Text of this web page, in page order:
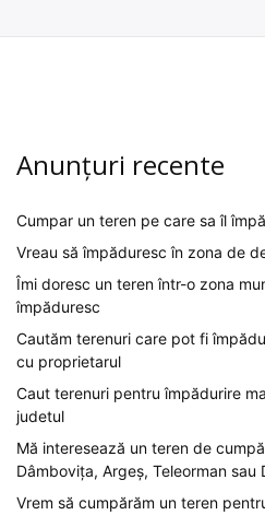
Anunțuri recente
Cumpar un teren pe care sa îl
Vreau să împăduresc în zona de
Îmi doresc un teren într-o zona
împăduresc
Cautăm terenuri care pot fi
cu proprietarul
Caut terenuri pentru împădurire
judetul
Mă interesează un teren de
Dâmbovița, Argeș, Teleorman sau
Vrem să cumpărăm un teren